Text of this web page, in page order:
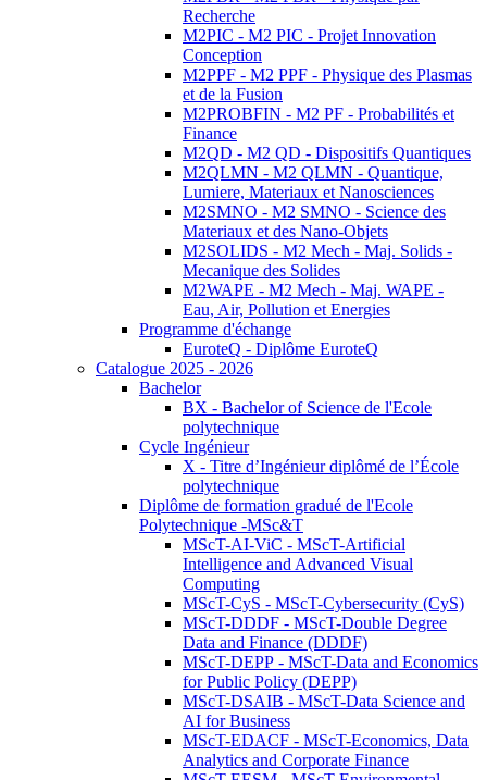
Recherche
M2PIC - M2 PIC - Projet Innovation
Conception
M2PPF - M2 PPF - Physique des Plasmas
et de la Fusion
M2PROBFIN - M2 PF - Probabilités et
Finance
M2QD - M2 QD - Dispositifs Quantiques
M2QLMN - M2 QLMN - Quantique,
Lumiere, Materiaux et Nanosciences
M2SMNO - M2 SMNO - Science des
Materiaux et des Nano-Objets
M2SOLIDS - M2 Mech - Maj. Solids -
Mecanique des Solides
M2WAPE - M2 Mech - Maj. WAPE -
Eau, Air, Pollution et Energies
Programme d'échange
EuroteQ - Diplôme EuroteQ
Catalogue 2025 - 2026
Bachelor
BX - Bachelor of Science de l'Ecole
polytechnique
Cycle Ingénieur
X - Titre d’Ingénieur diplômé de l’École
polytechnique
Diplôme de formation gradué de l'Ecole
Polytechnique -MSc&T
MScT-AI-ViC - MScT-Artificial
Intelligence and Advanced Visual
Computing
MScT-CyS - MScT-Cybersecurity (CyS)
MScT-DDDF - MScT-Double Degree
Data and Finance (DDDF)
MScT-DEPP - MScT-Data and Economics
for Public Policy (DEPP)
MScT-DSAIB - MScT-Data Science and
AI for Business
MScT-EDACF - MScT-Economics, Data
Analytics and Corporate Finance